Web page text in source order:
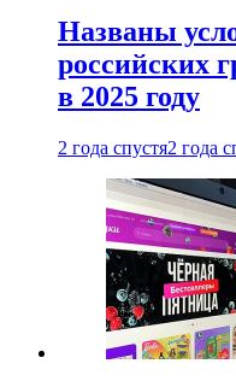
Названы
российских
в 2025 году
2 года спустя2 года